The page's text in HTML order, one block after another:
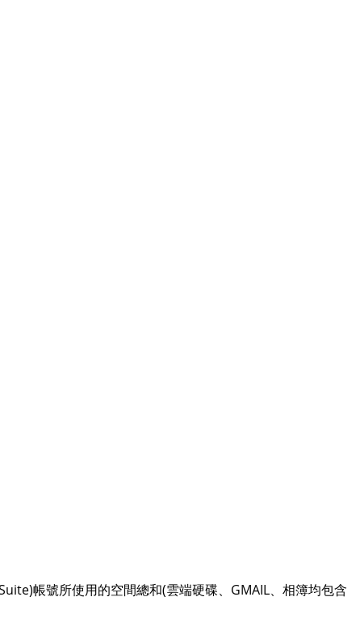
帳號所使用的空間總和(雲端硬碟、GMAIL、相簿均包含